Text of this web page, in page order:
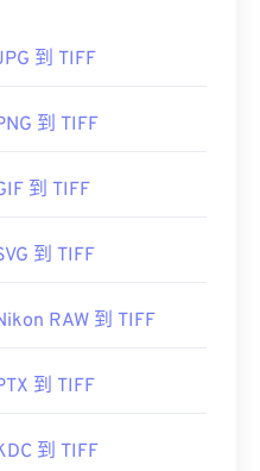
？
統的Apple Preview
、GNU 影像處理程
，以及ACDSee
到 TIFF
到 TIFF
到 TIFF
到 TIFF
RAW 到 TIFF
到 TIFF
到 TIFF